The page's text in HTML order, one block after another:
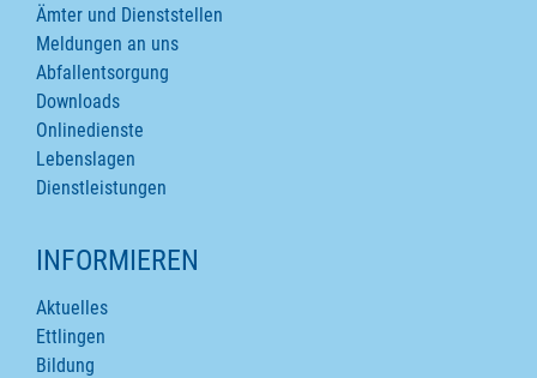
Ämter und Dienststellen
Meldungen an uns
Abfallentsorgung
Downloads
Onlinedienste
Lebenslagen
Dienstleistungen
INFORMIEREN
Aktuelles
Ettlingen
Bildung